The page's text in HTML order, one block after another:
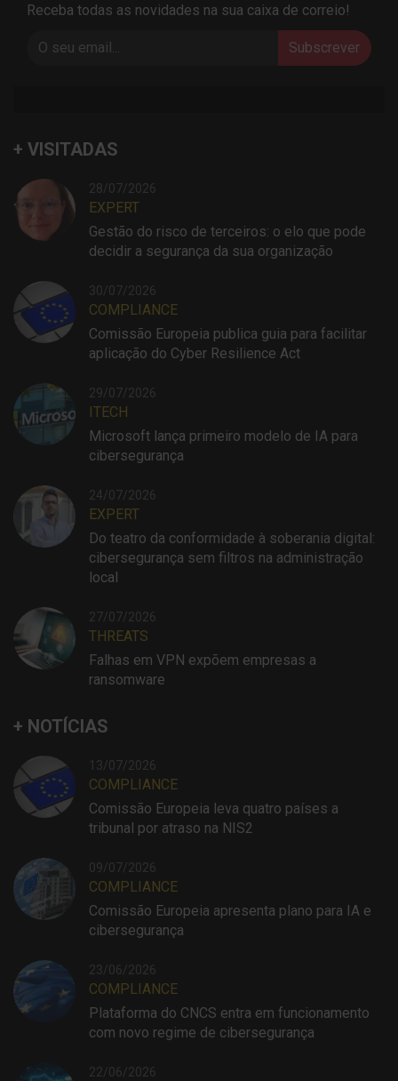
Receba todas as novidades na sua caixa de correio!
Subscrever
+ VISITADAS
28/07/2026
EXPERT
Gestão do risco de terceiros: o elo que pode
decidir a segurança da sua organização
30/07/2026
COMPLIANCE
Comissão Europeia publica guia para facilitar
aplicação do Cyber Resilience Act
29/07/2026
ITECH
Microsoft lança primeiro modelo de IA para
cibersegurança
24/07/2026
EXPERT
Do teatro da conformidade à soberania digital:
cibersegurança sem filtros na administração
local
27/07/2026
THREATS
Falhas em VPN expõem empresas a
ransomware
+ NOTÍCIAS
13/07/2026
COMPLIANCE
Comissão Europeia leva quatro países a
tribunal por atraso na NIS2
09/07/2026
COMPLIANCE
Comissão Europeia apresenta plano para IA e
cibersegurança
23/06/2026
COMPLIANCE
Plataforma do CNCS entra em funcionamento
com novo regime de cibersegurança
22/06/2026